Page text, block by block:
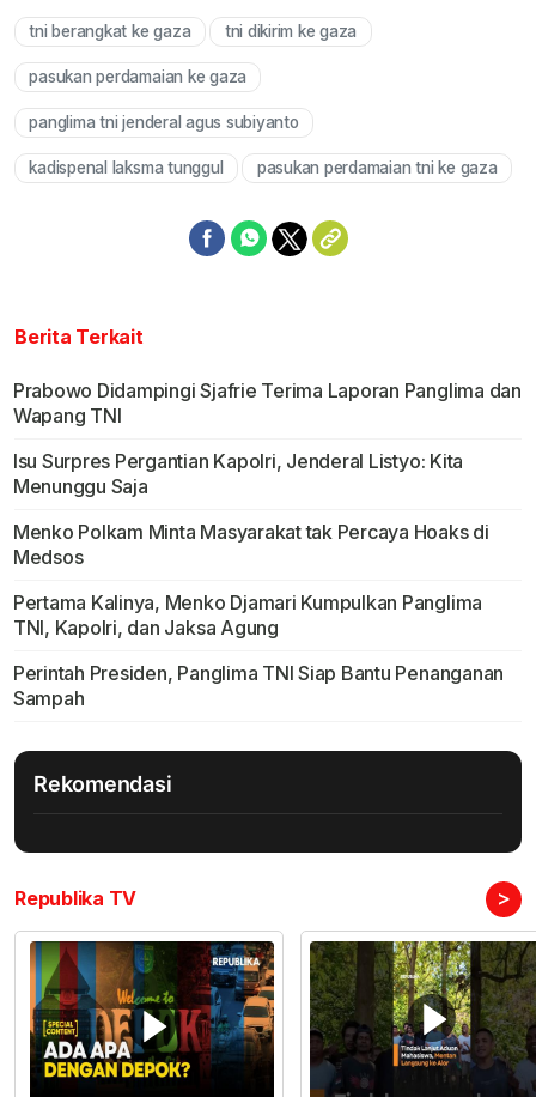
tni berangkat ke gaza tni dikirim ke gaza
pasukan perdamaian ke gaza
panglima tni jenderal agus subiyanto
kadispenal laksma tunggul pasukan perdamaian tni ke gaza
Berita Terkait
Prabowo Didampingi Sjafrie Terima Laporan Panglima dan
Wapang TNI
Isu Surpres Pergantian Kapolri, Jenderal Listyo: Kita
Menunggu Saja
Menko Polkam Minta Masyarakat tak Percaya Hoaks di
Medsos
Pertama Kalinya, Menko Djamari Kumpulkan Panglima
TNI, Kapolri, dan Jaksa Agung
Perintah Presiden, Panglima TNI Siap Bantu Penanganan
Sampah
Rekomendasi
Republika TV >